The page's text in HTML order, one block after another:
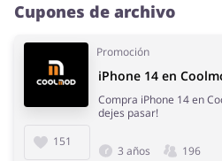
Cupones de archivo
Promoción
151
iPhone 14 en
Compra iPhone 14 en
dejes pasar!
3 años 196